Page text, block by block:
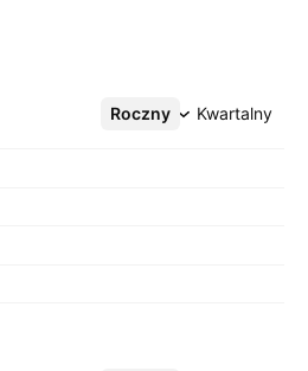
Roczny Kwartalny
Więcej